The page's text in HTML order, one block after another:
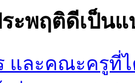
ะพฤติดีเป็นแ
และคณะครูที่ไ